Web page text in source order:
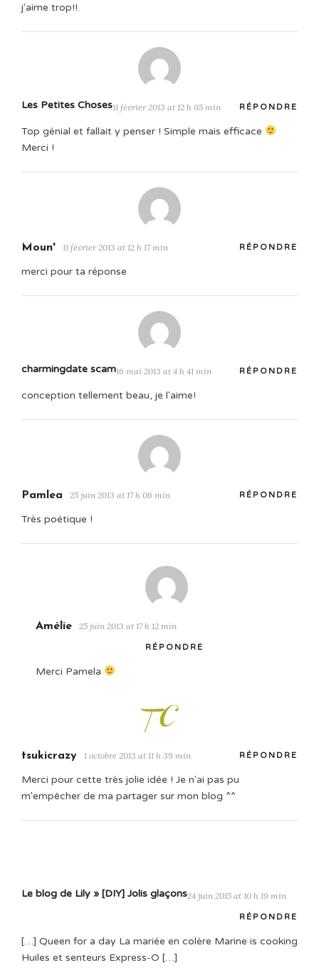
j'aime trop!!
Les Petites Choses11 février 2013 at 12 h 05 min RÉPONDRE
Top génial et fallait y penser ! Simple mais efficace
Merci !
Moun' 11 février 2013 at 12 h 17 min RÉPONDRE
merci pour ta réponse
charmingdate scam16 mai 2013 at 4 h 41 min RÉPONDRE
conception tellement beau, je l'aime!
Pamlea 25 juin 2013 at 17 h 06 min RÉPONDRE
Très poétique !
Amélie 25 juin 2013 at 17 h 12 min
RÉPONDRE
Merci Pamela
tsukicrazy 1 octobre 2013 at 11 h 39 min RÉPONDRE
Merci pour cette très jolie idée ! Je n'ai pas pu
m'empêcher de ma partager sur mon blog ^^
Le blog de Lily » [DIY] Jolis glaçons24 juin 2015 at 10 h 19 min
RÉPONDRE
[…] Queen for a day La mariée en colère Marine is cooking
Huiles et senteurs Express-O […]